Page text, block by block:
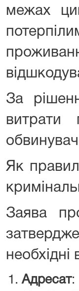
межах
За
витрати
Як
Заява
необхідні
Адресат: